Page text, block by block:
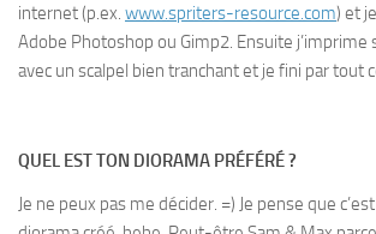
internet (p.ex. www.spriters-resource.com) et
Adobe Photoshop ou Gimp2. Ensuite j’imprime
avec un scalpel bien tranchant et je fini par tout
QUEL EST TON DIORAMA PRÉFÉRÉ ?
Je ne peux pas me décider. =) Je pense que